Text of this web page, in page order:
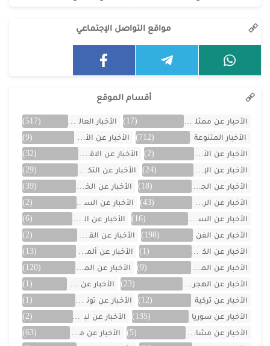
مواقع التواصل الإجتماعي
أقسام الموقع
الأحبار عن ممثلين الخليج (17) الأخبار العالمية
(517)
الأخبار المتنوعة
(712) الأخبار عن الأردن
(9)
الأخبار عن الأفلام
(2) الأخبار عن الاقتصاد
(32)
الأخبار عن الإمارات
(24) الأخبار عن التكنولوجيا
(29)
الأخبار عن الجزائر
(18) الأخبار عن الخليج
(39)
الأخبار عن الرياضة
(43) الأخبار عن السعودية
(2)
الأخبار عن السيارات
(16) الأخبار عن العراق
(6)
الأخبار عن الفن
(198) الأخبار عن القصص
(2)
الأخبار عن الكويت
(1) الأخبار عن ألمانيا
(13)
الأخبار عن المسلسلات
(9) الأخبار عن المشاهير
(120)
الأخبار عن الهجرة والسفر
(23) الأخبار عن اليمن
(1)
الأخبار عن تركية
(12) الأخبار عن تونس
(1)
الأخبار عن سوريا
(135) الأخبار عن لبنان
(2)
الأخبار عن مشاهر الهند
(5) الأخبار عن مصر
(63)